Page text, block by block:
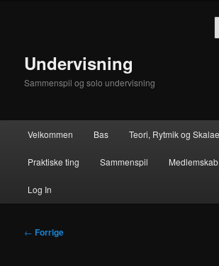
Undervisning
Sammenspil og solo undervisning
Velkommen Bas Teori, Rytmik og
Praktiske ting Sammenspil Medlemskab
Log In
Indlægsnavigation
← Forrige